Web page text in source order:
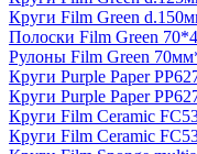
Круги Film Green
Полоски Film Green
Рулоны Film Green
Круги Purple Paper
Круги Purple Paper
Круги Film Ceramic
Круги Film Ceramic